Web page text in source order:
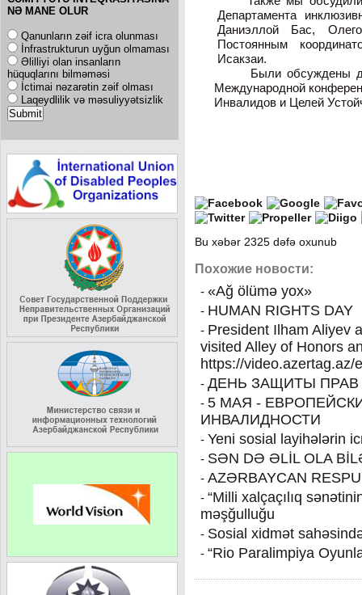
Департамента
Даниэллой Бас,
Постоянным
Исакзаи.
Были обсуждены
Международной
Инвалидов и Целей
Bu xəbər 2325 dəfə oxunub
Похожие новости:
- «Ağ ölümə yox»
- HUMAN RIGHTS DAY
- President Ilham Aliyev
visited Alley of Honors
https://video.azertag.az/
- ДЕНЬ ЗАЩИТЫ
- 5 МАЯ -
ИНВАЛИДНОСТИ
- Yeni sosial layihələrin
- SƏN DƏ ƏLİL OLA
- AZƏRBAYCAN
- “Milli xalçaçılıq
məşğulluğu
- Sosial xidmət
- “Rio Paralimpiya
NƏ MANE OLUR
Qanunların zəif icra olunması
İnfrastrukturun uyğun olmaması
Əlilliyi olan insanların
hüquqlarını bilməməsi
İctimai nəzarətin zəif olması
Laqeydlilik və məsuliyyətsizlik